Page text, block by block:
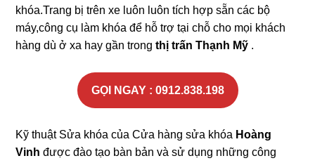
khóa.Trang bị trên xe luôn luôn tích hợp sẵn các bộ
máy,công cụ làm khóa để hỗ trợ tại chỗ cho mọi khách
hàng dù ở xa hay gần trongthị trấn Thạnh Mỹ .
GỌI NGAY : 0912.838.198
Kỹ thuật Sửa khóa của Cửa hàng sửa khóa Hoàng
Vinh được đào tạo bàn bản và sử dụng những công